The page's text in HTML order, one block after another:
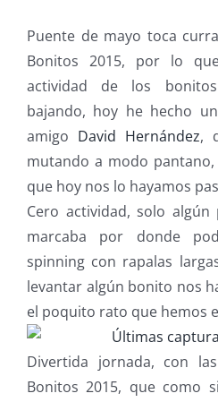
Puente de mayo toca
Bonitos 2015, por lo
actividad de los
bajando, hoy he hecho
amigo David Hernández,
mutando a modo
que hoy nos lo hayamos
Cero actividad, solo
marcaba por donde
spinning con rapalas
levantar algún bonito nos
el poquito rato que hemos
Divertida jornada, con
Bonitos 2015, que como